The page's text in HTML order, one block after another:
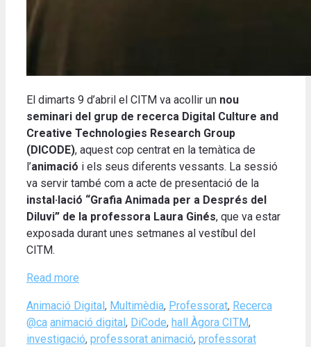
El dimarts 9 d’abril el CITM va acollir un nou
seminari del grup de recerca Digital Culture and
Creative Technologies Research Group
(DICODE), aquest cop centrat en la temàtica de
l’animació i els seus diferents vessants. La sessió
va servir també com a acte de presentació de la
instal·lació “Grafia Animada per a Després del
Diluvi” de la professora Laura Ginés, que va estar
exposada durant unes setmanes al vestíbul del
CITM.
Read more
Categories
Animació Digital , Multimèdia, Professorat, Recerca
@ca Tags
animació digital , DiCode, hall Àgora CITM,
investigació, professorat animació, professorat